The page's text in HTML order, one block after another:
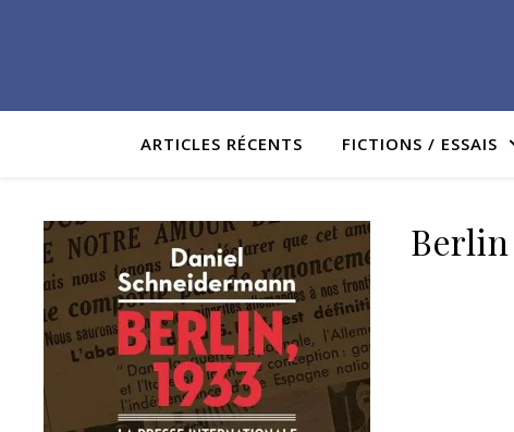
ARTICLES RÉCENTS FICTIONS / ESSAIS